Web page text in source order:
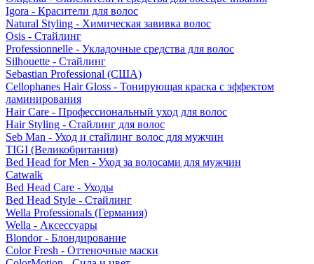
Igora - Красители для волос
Natural Styling - Химическая завивка волос
Osis - Стайлинг
Professionnelle - Укладочные средства для волос
Silhouette - Стайлинг
Sebastian Professional (США)
Cellophanes Hair Gloss - Тонирующая краска с эффектом
ламинирования
Hair Care - Профессиональный уход для волос
Hair Styling - Стайлинг для волос
Seb Man - Уход и стайлинг волос для мужчин
TIGI (Великобритания)
Bed Head for Men - Уход за волосами для мужчин
Catwalk
Bed Head Care - Уходы
Bed Head Style - Стайлинг
Wella Professionals (Германия)
Wella - Аксессуары
Blondor - Блондирование
Color Fresh - Оттеночные маски